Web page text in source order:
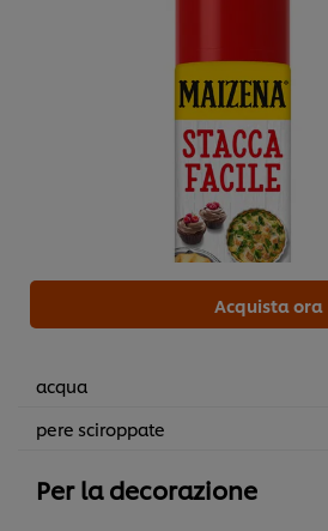
Acquista ora
acqua
pere sciroppate
Per la decorazione